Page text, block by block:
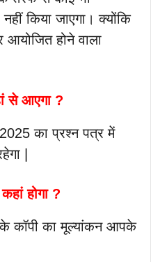
किया जाएगा। क्योंकि
होने वाला
से आएगा ?
का प्रश्न पत्र में
|
होगा ?
के कॉपी का मूल्यांकन आपके